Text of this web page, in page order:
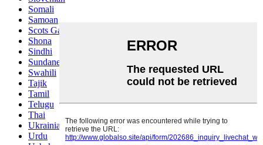
Somali
Samoan
Scots Gaelic
Shona
Sindhi
Sundanese
Swahili
Tajik
Tamil
Telugu
Thai
Ukrainian
Urdu